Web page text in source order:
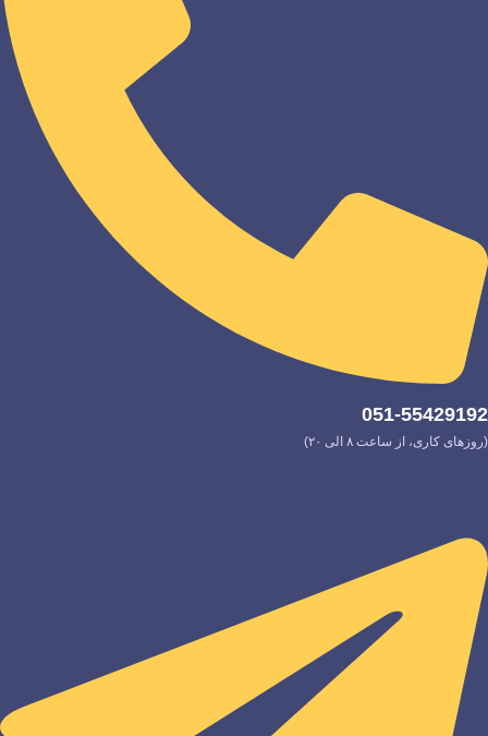
051-55429192
(روزهای کاری، از ساعت ۸ الی ۲۰)